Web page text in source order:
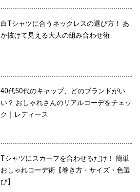
白Tシャツに合うネックレスの選び方！ あ
か抜けて見える大人の組み合わせ術
40代50代のキャップ、どのブランドがい
い？ おしゃれさんのリアルコーデをチェッ
ク｜レディース
Tシャツにスカーフを合わせるだけ！ 簡単
おしゃれコーデ術【巻き方・サイズ・色選
び】